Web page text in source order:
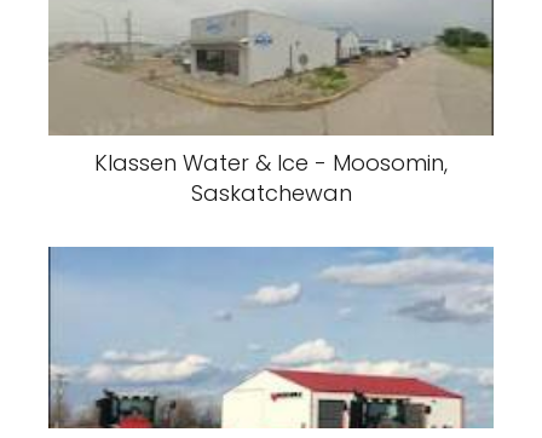
Klassen Water & Ice - Moosomin,
Saskatchewan